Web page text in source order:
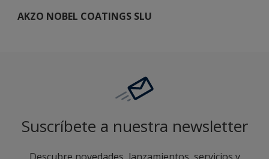
AKZO NOBEL COATINGS SLU
Suscríbete a nuestra newsletter